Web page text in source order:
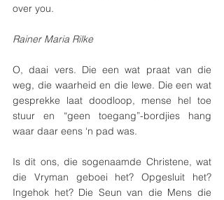
over you.
Rainer Maria Rilke
O, daai vers. Die een wat praat van die
weg, die waarheid en die lewe. Die een wat
gesprekke laat doodloop, mense hel toe
stuur en “geen toegang”-bordjies hang
waar daar eens ‘n pad was.
Is dit ons, die sogenaamde Christene, wat
die Vryman geboei het? Opgesluit het?
Ingehok het? Die Seun van die Mens die